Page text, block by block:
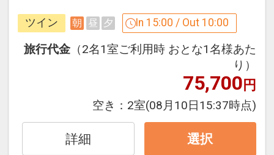
利用時間
14：00～22：00（最終入場21：30）
※営業時間や内容などが変更となる場合
大浴場のご案内
ゆったりとくつろげる大きな浴槽は、坪
庭に植えられた八重山諸島に生息する豊
かな木々が照らし出され、幻想的な雰囲
気をご堪能いただけます。
のんびりと湯につかり広々とした浴場で
手足を伸ばし、落ち着きのある空間で寛
ぎのひとときをお過ごしください。
ツイン 朝 昼 夕 In 15:00 / Out 10:00
旅行代金 （2名1室ご利用時 おとな1名様あた
り）
75,700円
空き： 2室(08月10日15:37時点)
詳細 選択